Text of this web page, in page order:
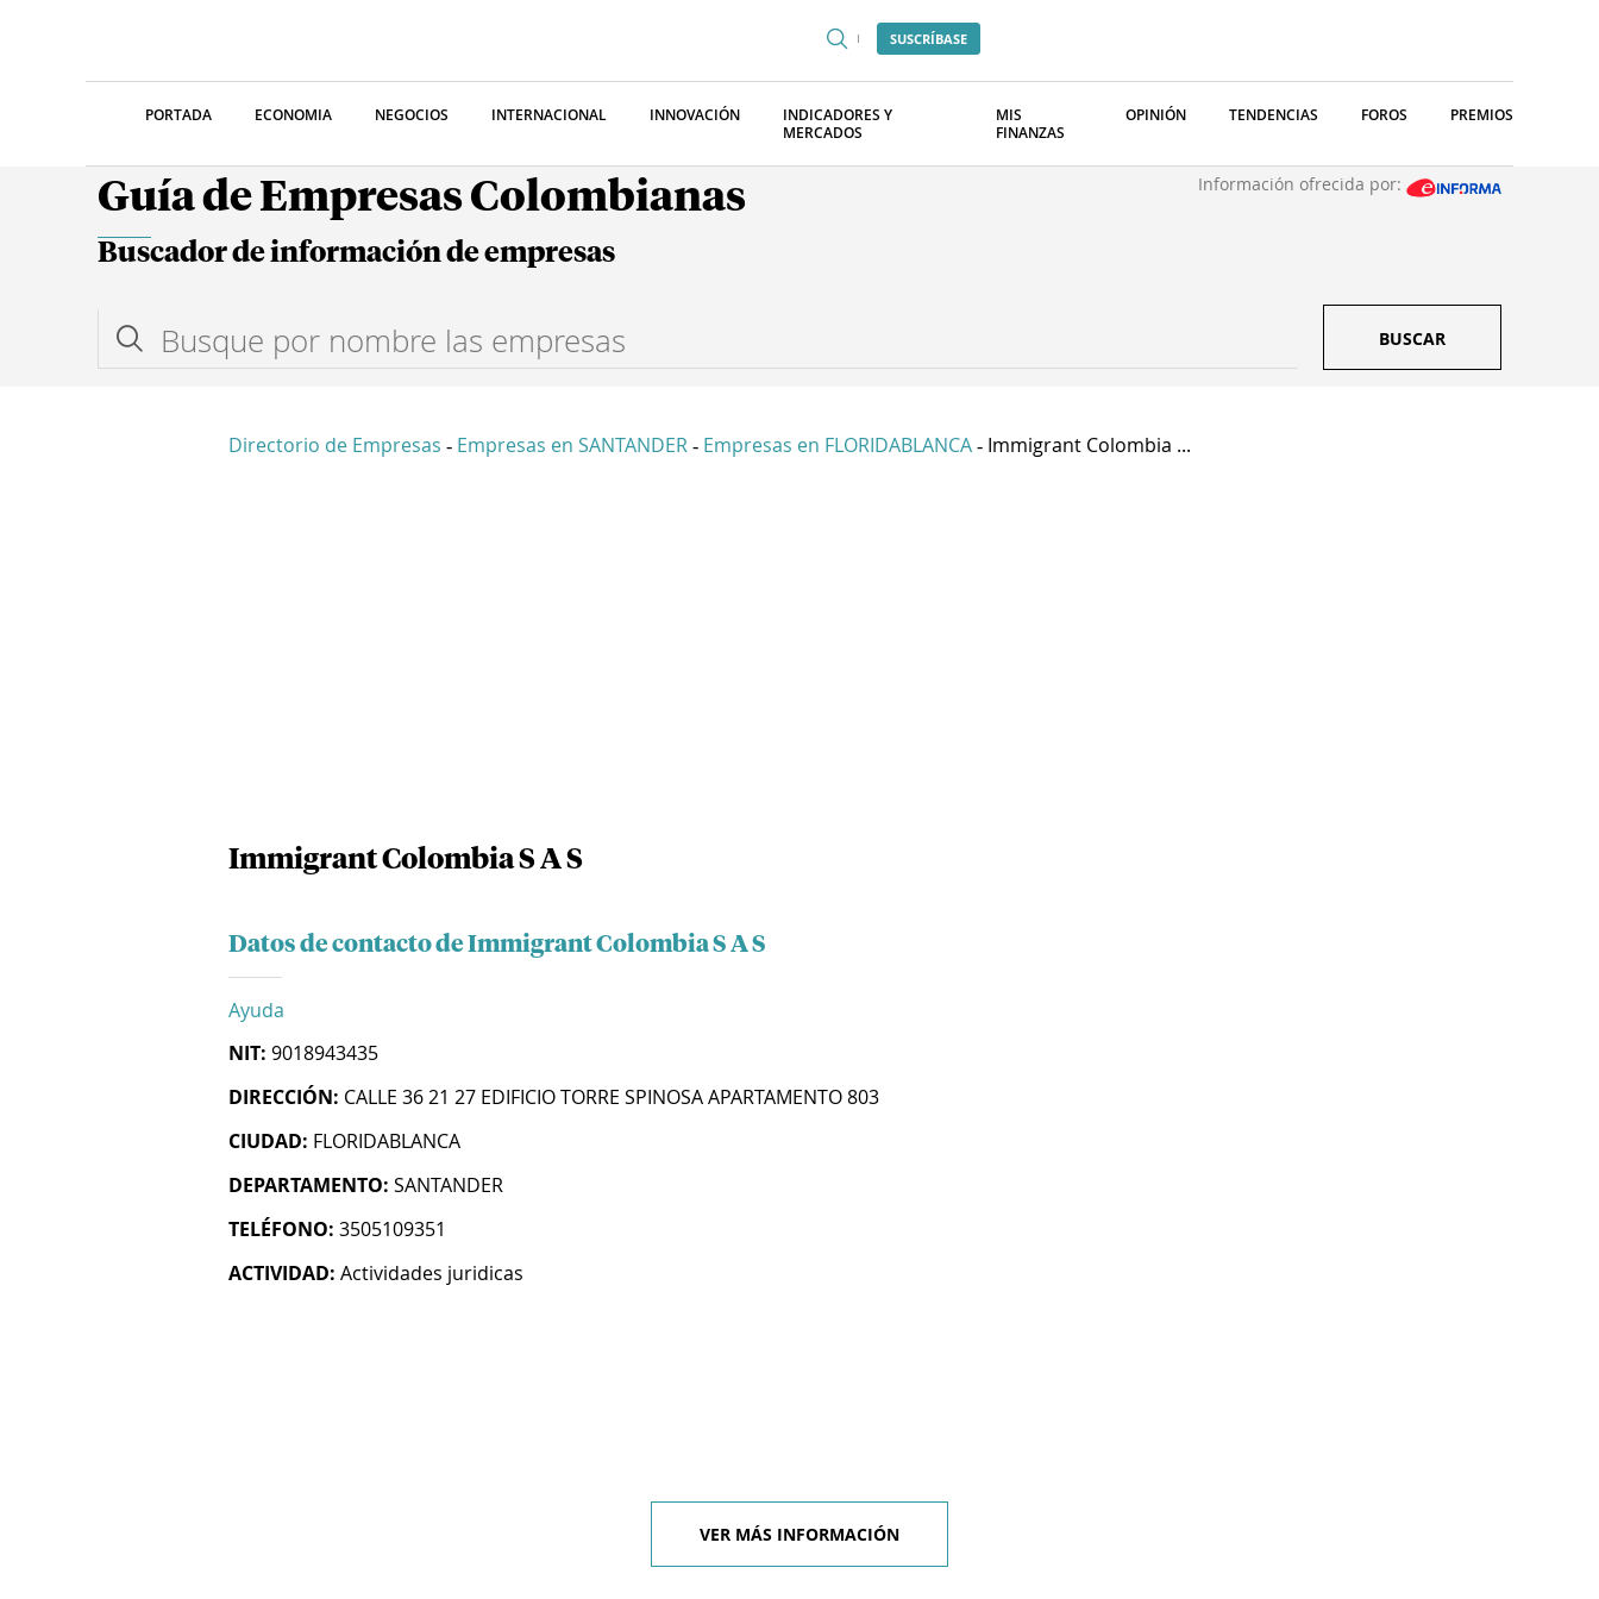
SUSCRÍBASE
PORTADA ECONOMIA NEGOCIOS INTERNACIONAL INNOVACIÓN
INDICADORES Y
MERCADOS
MIS
FINANZAS
OPINIÓN TENDENCIAS FOROS PREMIOS
Guía de Empresas Colombianas Información ofrecida por:
Buscador de información de empresas
BUSCAR
Directorio de Empresas - Empresas en SANTANDER - Empresas en FLORIDABLANCA - Immigrant Colombia ...
Immigrant Colombia S A S
Datos de contacto de Immigrant Colombia S A S
Ayuda
NIT: 9018943435
DIRECCIÓN: CALLE 36 21 27 EDIFICIO TORRE SPINOSA APARTAMENTO 803
CIUDAD: FLORIDABLANCA
DEPARTAMENTO: SANTANDER
TELÉFONO: 3505109351
ACTIVIDAD: Actividades juridicas
VER MÁS INFORMACIÓN